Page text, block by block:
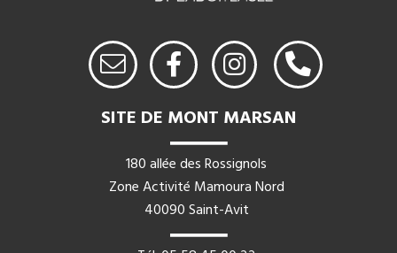
SITE DE MONT MARSAN
180 allée des Rossignols
Zone Activité Mamoura Nord
40090 Saint-Avit